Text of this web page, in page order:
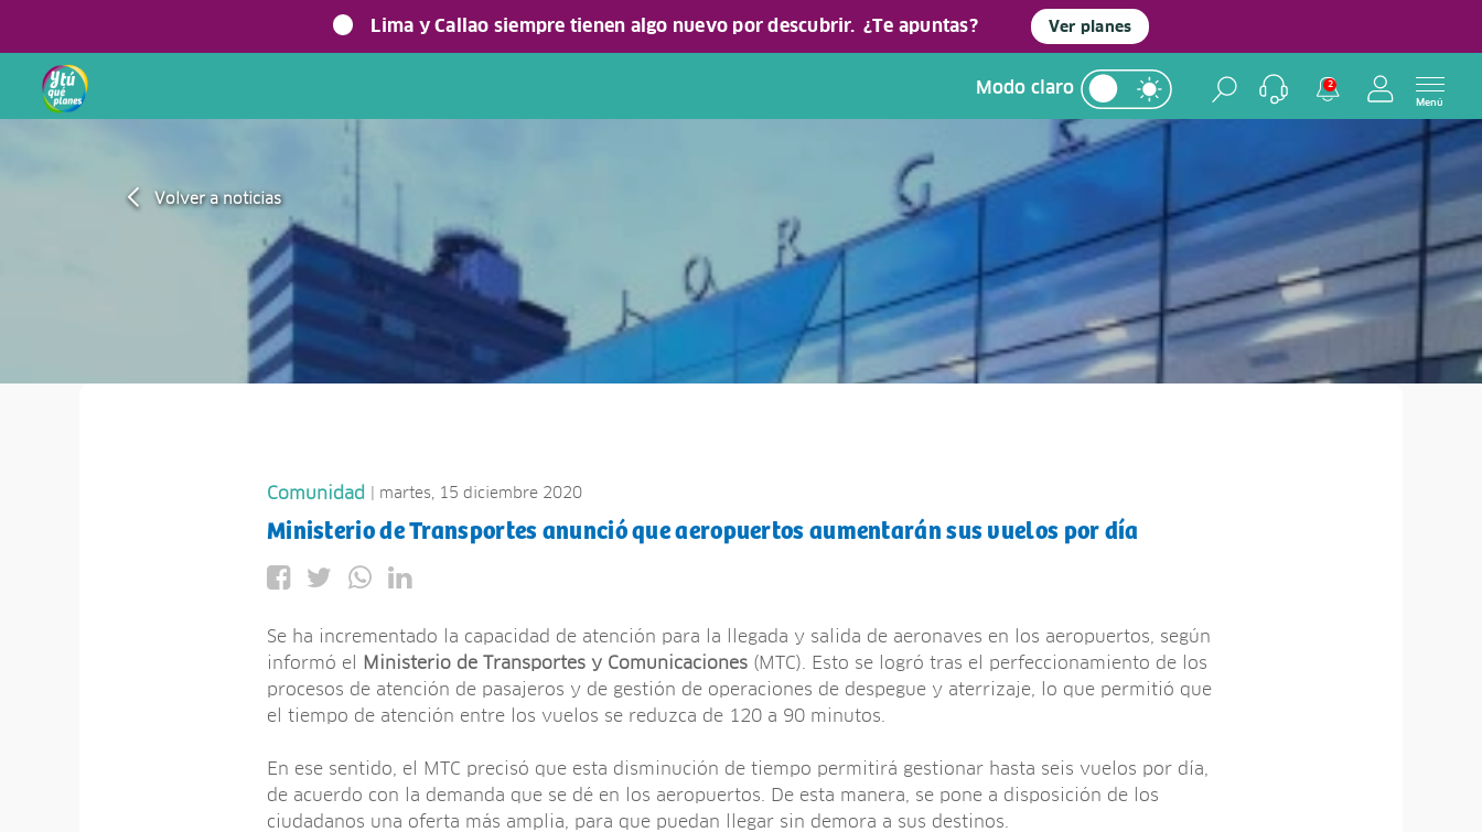
Lima y Callao siempre tienen algo nuevo por descubrir. ¿Te apuntas? Ver planes
Modo claro 2
Menú
Volver a noticias
Comunidad | martes, 15 diciembre 2020
Ministerio de Transportes anunció que aeropuertos aumentarán sus vuelos por día
Se ha incrementado la capacidad de atención para la llegada y salida de aeronaves en los aeropuertos, según
informó el
Ministerio de Transportes y Comunicaciones (MTC). Esto se logró tras el perfeccionamiento de los
procesos de atención de pasajeros y de gestión de operaciones de despegue y aterrizaje, lo que permitió que
el tiempo de atención entre los vuelos se reduzca de 120 a 90 minutos.
En ese sentido, el MTC precisó que esta disminución de tiempo permitirá gestionar hasta seis vuelos por día,
de acuerdo con la demanda que se dé en los aeropuertos. De esta manera, se pone a disposición de los
ciudadanos una oferta más amplia, para que puedan llegar sin demora a sus destinos.